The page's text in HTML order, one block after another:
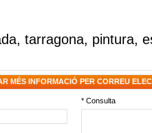
, tarragona, pintura,
MÉS INFORMACIÓ PER CORREU
* Consulta